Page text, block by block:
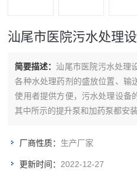
汕尾市医院污水处理
简要描述： 汕尾市医院污水处理
各种水处理药剂的盛放位置、输
使用者提供方便，污水处理设备
其中所示的提升泵和加药泵都安
厂商性质： 生产厂家
更新时间： 2022-12-27